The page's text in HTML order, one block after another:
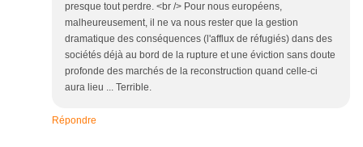
presque tout perdre. <br /> Pour nous européens,
malheureusement, il ne va nous rester que la gestion
dramatique des conséquences (l'afflux de réfugiés) dans des
sociétés déjà au bord de la rupture et une éviction sans doute
profonde des marchés de la reconstruction quand celle-ci
aura lieu ... Terrible.
Répondre